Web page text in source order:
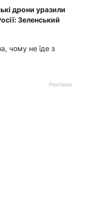
дрони уразили
Зеленський
чому не їде з
Реклама